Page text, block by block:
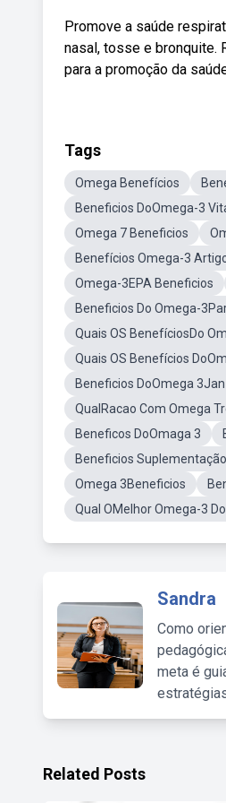
Promove a saúde
nasal, tosse e bronquite.
para a promoção da
Tags
Omega Benefícios
Beneficios DoOmega-3
Omega 7 Beneficios
Benefícios Omega-3
Omega-3EPA Beneficios
Beneficios Do Omega-
Quais OS BenefíciosDo
Quais OS Benefícios
Beneficios DoOmega
QualRacao Com Omega
Beneficos DoOmaga 3
Beneficios
Omega 3Beneficios
Qual OMelhor Omega-3
Sandra
Como
meta é
Related Posts